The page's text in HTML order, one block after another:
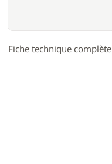
Fiche technique complète